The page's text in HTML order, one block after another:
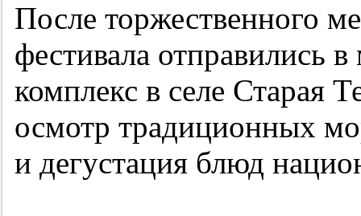
После торжественного
фестивала отправились
комплекс в селе Старая
осмотр традиционных
и дегустация блюд